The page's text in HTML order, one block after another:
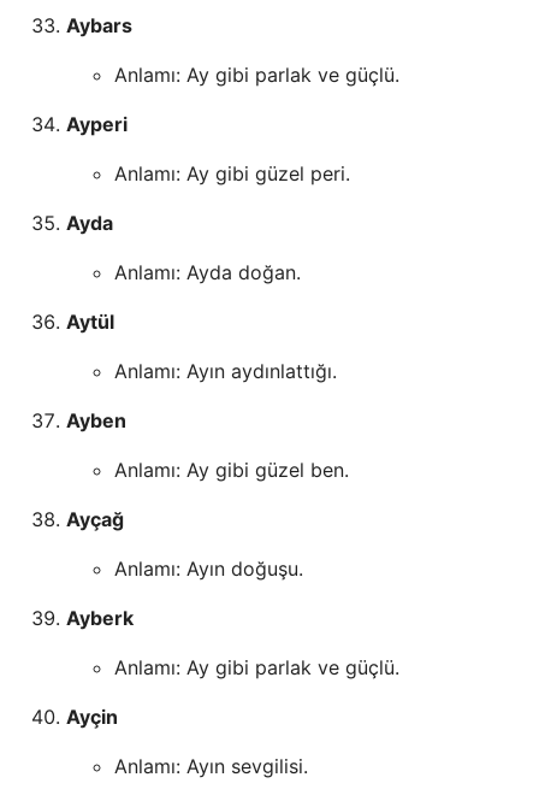
Aybars
Anlamı: Ay gibi parlak ve güçlü.
Ayperi
Anlamı: Ay gibi güzel peri.
Ayda
Anlamı: Ayda doğan.
Aytül
Anlamı: Ayın aydınlattığı.
Ayben
Anlamı: Ay gibi güzel ben.
Ayçağ
Anlamı: Ayın doğuşu.
Ayberk
Anlamı: Ay gibi parlak ve güçlü.
Ayçin
Anlamı: Ayın sevgilisi.